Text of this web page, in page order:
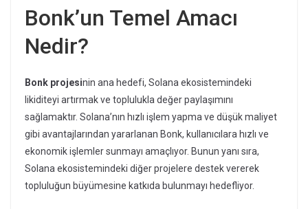
Bonk’un Temel Amacı
Nedir?
Bonk projesinin ana hedefi, Solana ekosistemindeki
likiditeyi artırmak ve toplulukla değer paylaşımını
sağlamaktır. Solana’nın hızlı işlem yapma ve düşük maliyet
gibi avantajlarından yararlanan Bonk, kullanıcılara hızlı ve
ekonomik işlemler sunmayı amaçlıyor. Bunun yanı sıra,
Solana ekosistemindeki diğer projelere destek vererek
topluluğun büyümesine katkıda bulunmayı hedefliyor.